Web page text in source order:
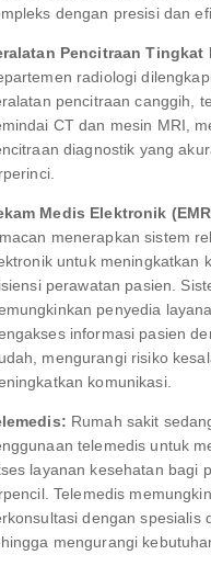
dengan presisi dan
Pencitraan Tingkat
radiologi
pencitraan canggih,
CT dan mesin MRI,
diagnostik yang
Medis Elektronik
menerapkan sistem
untuk meningkatkan
perawatan pasien.
penyedia
informasi pasien
mengurangi risiko
komunikasi.
Rumah sakit
telemedis untuk
layanan kesehatan bagi
Telemedis
dengan spesialis
mengurangi